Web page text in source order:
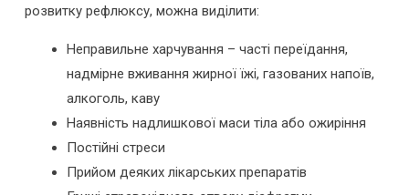
розвитку рефлюксу, можна виділити:
Неправильне харчування – часті переїдання,
надмірне вживання жирної їжі, газованих напоїв,
алкоголь, каву
Наявність надлишкової маси тіла або ожиріння
Постійні стреси
Прийом деяких лікарських препаратів